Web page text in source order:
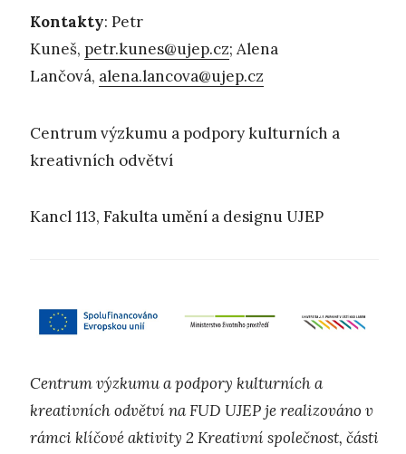
Kontakty: Petr
Kuneš, petr.kunes@ujep.cz; Alena
Lančová, alena.lancova@ujep.cz
Centrum výzkumu a podpory kulturních a
kreativních odvětví
Kancl 113, Fakulta umění a designu UJEP
Centrum výzkumu a podpory kulturních a
kreativních odvětví na FUD UJEP je realizováno v
rámci klíčové aktivity 2 Kreativní společnost, části